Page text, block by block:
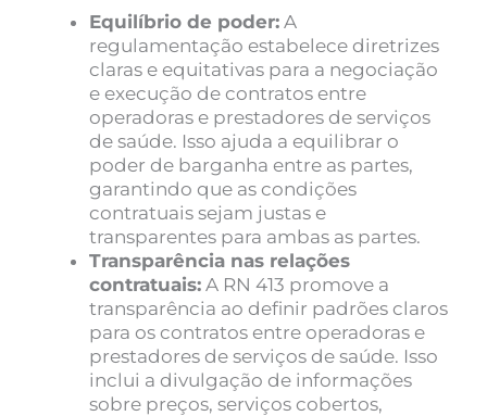
Equilíbrio de poder: A
regulamentação estabelece diretrizes
claras e equitativas para a negociação
e execução de contratos entre
operadoras e prestadores de serviços
de saúde. Isso ajuda a equilibrar o
poder de barganha entre as partes,
garantindo que as condições
contratuais sejam justas e
transparentes para ambas as partes.
Transparência nas relações
contratuais: A RN 413 promove a
transparência ao definir padrões claros
para os contratos entre operadoras e
prestadores de serviços de saúde. Isso
inclui a divulgação de informações
sobre preços, serviços cobertos,